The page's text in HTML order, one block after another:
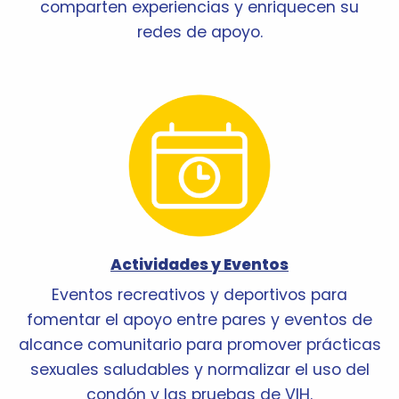
comparten experiencias y enriquecen su
redes de apoyo.
Actividades y Eventos
Eventos recreativos y deportivos para
fomentar el apoyo entre pares y eventos de
alcance comunitario para promover prácticas
sexuales saludables y normalizar el uso del